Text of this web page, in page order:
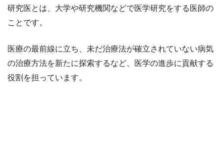
研究医とは、大学や研究機関などで医学研究をする医師の
ことです。
医療の最前線に立ち、未だ治療法が確立されていない病気
の治療方法を新たに探索するなど、医学の進歩に貢献する
役割を担っています。